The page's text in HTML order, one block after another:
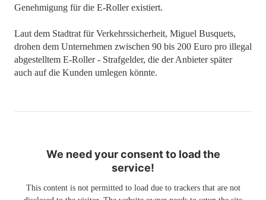
Genehmigung für die E-Roller existiert.
Laut dem Stadtrat für Verkehrssicherheit, Miguel Busquets,
drohen dem Unternehmen zwischen 90 bis 200 Euro pro illegal
abgestelltem E-Roller - Strafgelder, die der Anbieter später
auch auf die Kunden umlegen könnte.
We need your consent to load the
service!
This content is not permitted to load due to trackers that are not